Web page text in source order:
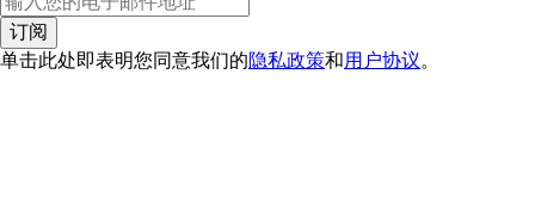
订阅
单击此处即表明您同意我们的隐私政策和用户协议。